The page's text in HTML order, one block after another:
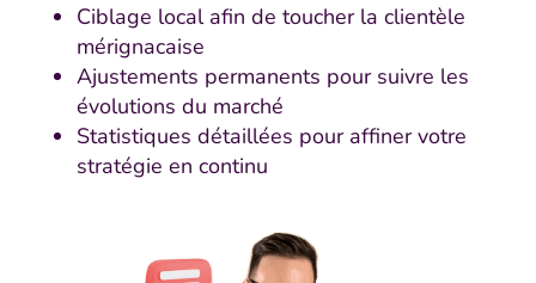
Ciblage local afin de toucher la clientèle
mérignacaise
Ajustements permanents pour suivre les
évolutions du marché
Statistiques détaillées pour affiner votre
stratégie en continu